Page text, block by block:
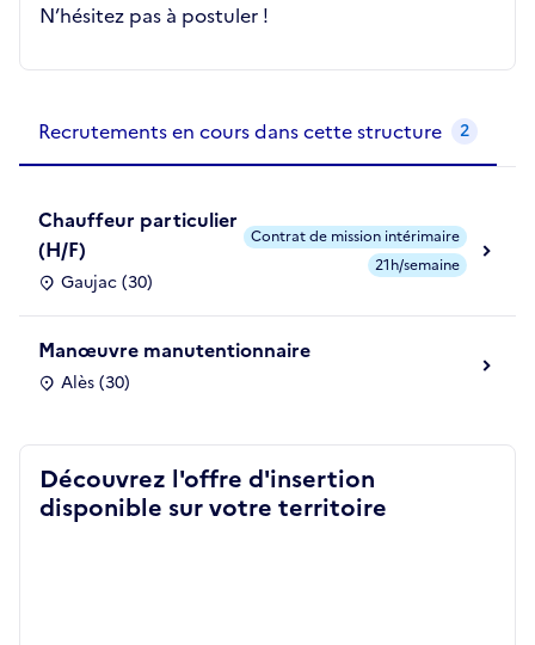
N’hésitez pas à postuler !
Recrutements en cours dans cette structure 2
Chauffeur particulier
(H/F)
Gaujac (30)
Contrat de mission intérimaire
21h/semaine
Manœuvre manutentionnaire
Alès (30)
Découvrez l'offre d'insertion
disponible sur votre territoire